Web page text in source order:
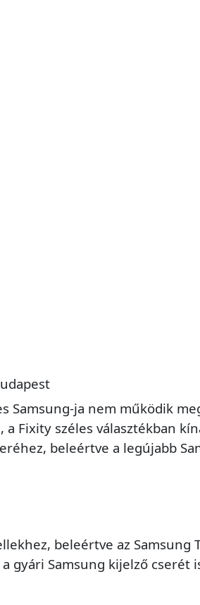
ja nem működik
Fixity széles választékban
beleértve a legújabb
beleértve az Samsung
gyári Samsung kijelző cserét